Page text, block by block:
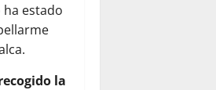
estado
la